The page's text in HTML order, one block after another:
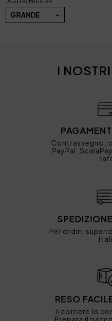
GRANDE
I
Contrassegno,
PayPal,
Per ordini
RESO
Il corriere lo
Prepara il